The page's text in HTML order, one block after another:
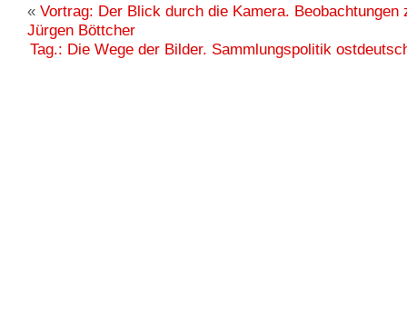
« Vortrag: Der Blick durch die Kamera. Beobachtungen
Jürgen Böttcher
Tag.: Die Wege der Bilder. Sammlungspolitik